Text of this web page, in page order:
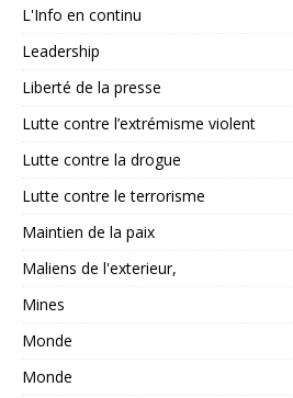
L'Info en continu
Leadership
Liberté de la presse
Lutte contre l’extrémisme violent
Lutte contre la drogue
Lutte contre le terrorisme
Maintien de la paix
Maliens de l'exterieur,
Mines
Monde
Monde